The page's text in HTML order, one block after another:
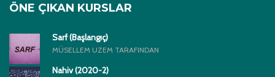
ÖNE ÇIKAN KURSLAR
Sarf (Başlangıç)
MÜSELLEM UZEM TARAFINDAN
Nahiv (2020-2)